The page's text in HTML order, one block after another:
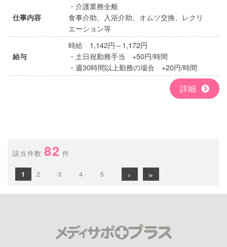
仕事内容
・介護業務全般
食事介助、入浴介助、オムツ交換、レクリ
エーション等
給与
時給 1,142円～1,172円
・土日祝勤務手当 +50円/時間
・週30時間以上勤務の場合 +20円/時間
詳細
該当件数82 件
1 2 3 4 5 › »